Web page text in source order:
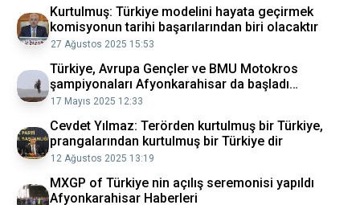
Kurtulmuş: Türkiye modelini hayata geçirmek
komisyonun tarihi başarılarından biri olacaktır
27 Ağustos 2025 15:53
Türkiye, Avrupa Gençler ve BMU Motokros
şampiyonaları Afyonkarahisar da başladı
Afyonkarahisar Haberleri
17 Mayıs 2025 12:33
Cevdet Yılmaz: Terörden kurtulmuş bir Türkiye,
prangalarından kurtulmuş bir Türkiye dir
12 Ağustos 2025 13:19
MXGP of Türkiye nin açılış seremonisi yapıldı
Afyonkarahisar Haberleri